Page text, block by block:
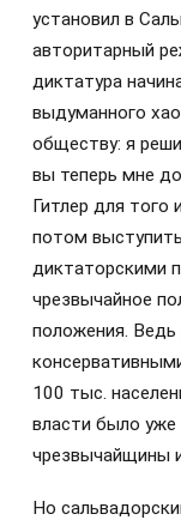
установил в
авторитарный
диктатура
выдуманного
обществу: я
вы теперь мне
Гитлер для того
потом
диктаторскими
чрезвычайное
положения. Ведь
100 тыс.
власти было
чрезвычайщины
Но